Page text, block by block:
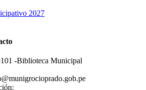
2027
-Biblioteca Municipal